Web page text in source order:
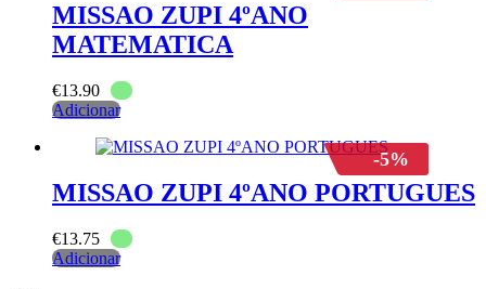
MISSAO ZUPI 4ºANO
MATEMATICA
€13.90
Adicionar
-5%
MISSAO ZUPI 4ºANO PORTUGUES
€13.75
Adicionar